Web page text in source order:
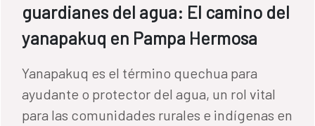
guardianes del agua: El camino del
yanapakuq en Pampa Hermosa
Yanapakuq es el término quechua para
ayudante o protector del agua, un rol vital
para las comunidades rurales e indígenas en